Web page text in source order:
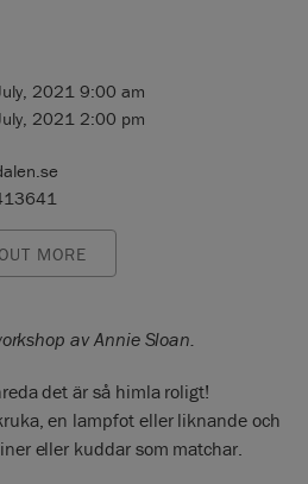
2021 9:00 am
2021 2:00 pm
MORE
av Annie Sloan.
det är så himla roligt!
en lampfot eller liknande och
eller kuddar som matchar.